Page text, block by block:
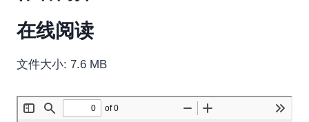
在线阅读
文件大小: 7.6 MB